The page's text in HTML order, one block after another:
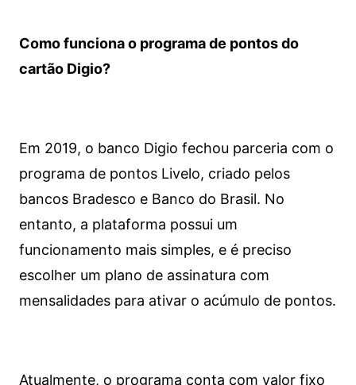
Como funciona o programa de pontos do
cartão Digio?
Em 2019, o banco Digio fechou parceria com o
programa de pontos Livelo, criado pelos
bancos Bradesco e Banco do Brasil. No
entanto, a plataforma possui um
funcionamento mais simples, e é preciso
escolher um plano de assinatura com
mensalidades para ativar o acúmulo de pontos.
Atualmente, o programa conta com valor fixo